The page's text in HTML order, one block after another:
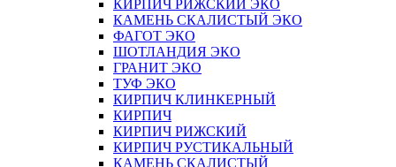
КИРПИЧ РИЖСКИЙ ЭКО
КАМЕНЬ СКАЛИСТЫЙ ЭКО
ФАГОТ ЭКО
ШОТЛАНДИЯ ЭКО
ГРАНИТ ЭКО
ТУФ ЭКО
КИРПИЧ КЛИНКЕРНЫЙ
КИРПИЧ
КИРПИЧ РИЖСКИЙ
КИРПИЧ РУСТИКАЛЬНЫЙ
КАМЕНЬ СКАЛИСТЫЙ